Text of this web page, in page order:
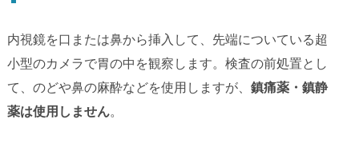
内視鏡を口または鼻から挿入して、先端についている超
小型のカメラで胃の中を観察します。検査の前処置とし
て、のどや鼻の麻酔などを使用しますが、 鎮痛薬・鎮静
薬は使用しません。